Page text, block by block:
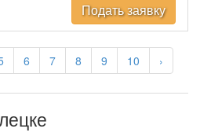
6 7 8 9 10 ›
Подать заявку